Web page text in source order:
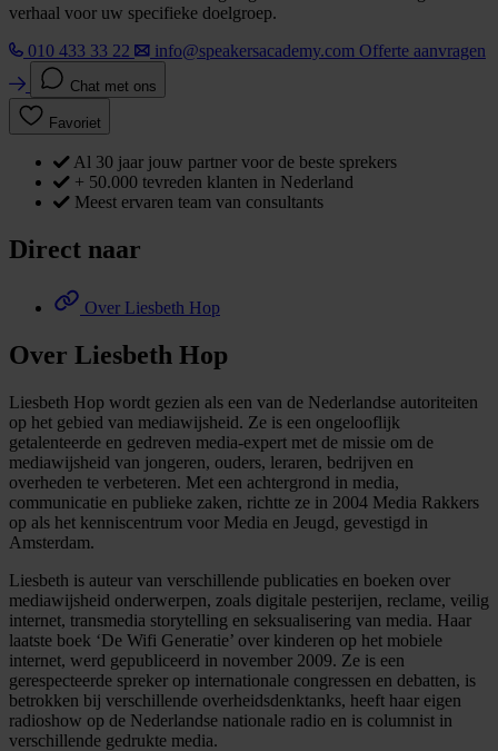
verhaal voor uw specifieke doelgroep.
010 433 33 22
info@speakersacademy.com Offerte aanvragen
Chat met ons
Favoriet
Al 30 jaar jouw partner voor de beste sprekers
+ 50.000 tevreden klanten in Nederland
Meest ervaren team van consultants
Direct naar
Over Liesbeth Hop
Over Liesbeth Hop
Liesbeth Hop wordt gezien als een van de Nederlandse autoriteiten
op het gebied van mediawijsheid. Ze is een ongelooflijk
getalenteerde en gedreven media-expert met de missie om de
mediawijsheid van jongeren, ouders, leraren, bedrijven en
overheden te verbeteren. Met een achtergrond in media,
communicatie en publieke zaken, richtte ze in 2004 Media Rakkers
op als het kenniscentrum voor Media en Jeugd, gevestigd in
Amsterdam.
Liesbeth is auteur van verschillende publicaties en boeken over
mediawijsheid onderwerpen, zoals digitale pesterijen, reclame, veilig
internet, transmedia storytelling en seksualisering van media. Haar
laatste boek ‘De Wifi Generatie’ over kinderen op het mobiele
internet, werd gepubliceerd in november 2009. Ze is een
gerespecteerde spreker op internationale congressen en debatten, is
betrokken bij verschillende overheidsdenktanks, heeft haar eigen
radioshow op de Nederlandse nationale radio en is columnist in
verschillende gedrukte media.